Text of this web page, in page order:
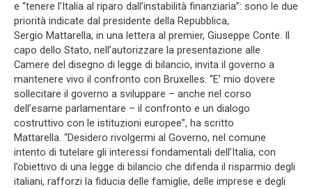
e “tenere l’Italia al riparo dall’instabilità finanziaria”: sono le due
priorità indicate dal presidente della Repubblica,
Sergio Mattarella, in una lettera al premier, Giuseppe Conte. Il
capo dello Stato, nell’autorizzare la presentazione alle
Camere del disegno di legge di bilancio, invita il governo a
mantenere vivo il confronto con Bruxelles. “E’ mio dovere
sollecitare il governo a sviluppare – anche nel corso
dell’esame parlamentare – il confronto e un dialogo
costruttivo con le istituzioni europee”, ha scritto
Mattarella. “Desidero rivolgermi al Governo, nel comune
intento di tutelare gli interessi fondamentali dell’Italia, con
l’obiettivo di una legge di bilancio che difenda il risparmio degli
italiani, rafforzi la fiducia delle famiglie, delle imprese e degli